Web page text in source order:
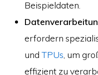
Beispieldaten.
erfordern
und TPUs , um
effizient zu